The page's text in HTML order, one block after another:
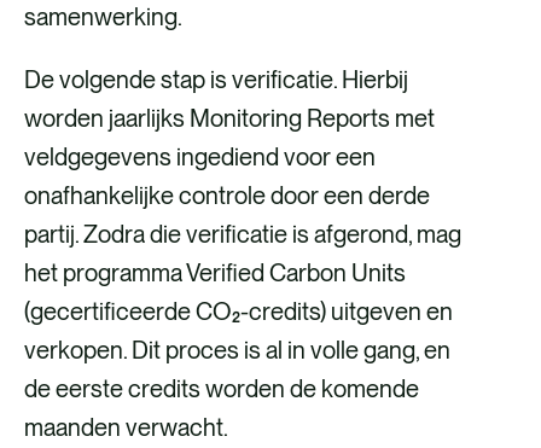
samenwerking.
De volgende stap is verificatie. Hierbij
worden jaarlijks Monitoring Reports met
veldgegevens ingediend voor een
onafhankelijke controle door een derde
partij. Zodra die verificatie is afgerond, mag
het programma Verified Carbon Units
(gecertificeerde CO₂-credits) uitgeven en
verkopen. Dit proces is al in volle gang, en
de eerste credits worden de komende
maanden verwacht.